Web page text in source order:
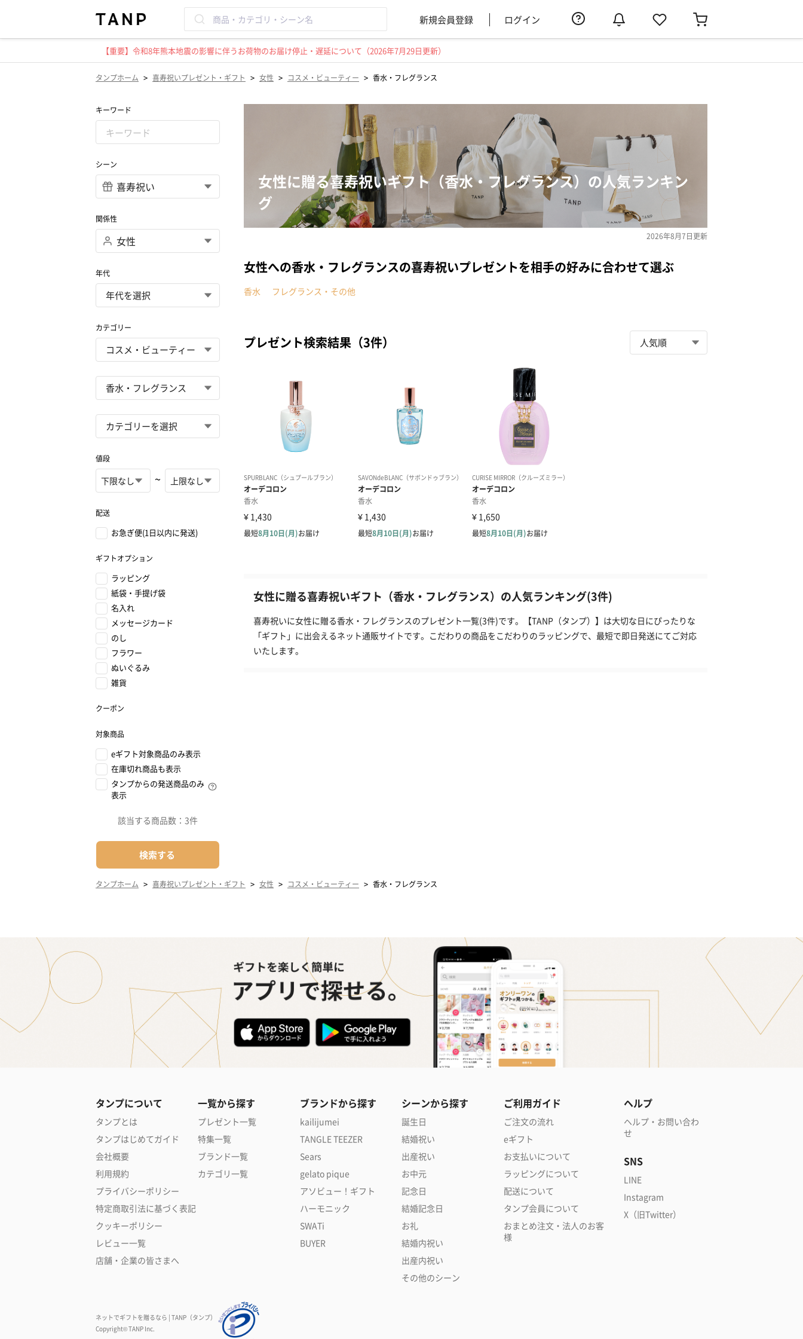
新規会員登録 ログイン
【重要】令和8年熊本地震の影響に伴うお荷物のお届け停止・遅延について（2026年7月29日更新）
タンプホーム > 喜寿祝いプレゼント・ギフト > 女性 > コスメ・ビューティー > 香水・フレグランス
キーワード
シーン
関係性
年代
カテゴリー
値段
~
配送
お急ぎ便(1日以内に発送)
ギフトオプション
ラッピング
紙袋・手提げ袋
名入れ
メッセージカード
のし
フラワー
ぬいぐるみ
雑貨
クーポン
対象商品
eギフト対象商品のみ表示
在庫切れ商品も表示
タンプからの発送商品のみ
表示
該当する商品数： 3件
検索する
女性に贈る喜寿祝いギフト（香水・フレグランス）の人気ランキン
グ
2026年8月7日更新
女性への香水・フレグランスの喜寿祝いプレゼントを相手の好みに合わせて選ぶ
香水 フレグランス・その他
プレゼント検索結果（3件）
女性に贈る喜寿祝いギフト（香水・フレグランス）の人気ランキング(3件)
喜寿祝いに女性に贈る香水・フレグランスのプレゼント一覧(3件)です。【TANP（タンプ）】は大切な日にぴったりな
「ギフト」に出会えるネット通販サイトです。こだわりの商品をこだわりのラッピングで、最短で即日発送にてご対応
いたします。
タンプホーム > 喜寿祝いプレゼント・ギフト > 女性 > コスメ・ビューティー > 香水・フレグランス
タンプについて
タンプとは
タンプはじめてガイド
会社概要
利用規約
プライバシーポリシー
特定商取引法に基づく表記
クッキーポリシー
レビュー一覧
店舗・企業の皆さまへ
一覧から探す
プレゼント一覧
特集一覧
ブランド一覧
カテゴリ一覧
ブランドから探す
kailijumei
TANGLE TEEZER
Sears
gelato pique
アソビュー！ギフト
ハーモニック
SWATi
BUYER
シーンから探す
誕生日
結婚祝い
出産祝い
お中元
記念日
結婚記念日
お礼
結婚内祝い
出産内祝い
その他のシーン
ご利用ガイド
ご注文の流れ
eギフト
お支払いについて
ラッピングについて
配送について
タンプ会員について
おまとめ注文・法人のお客
様
ヘルプ
ヘルプ・お問い合わ
せ
SNS
LINE
Instagram
X（旧Twitter）
ネットでギフトを贈るなら | TANP（タンプ）
Copyright© TANP Inc.